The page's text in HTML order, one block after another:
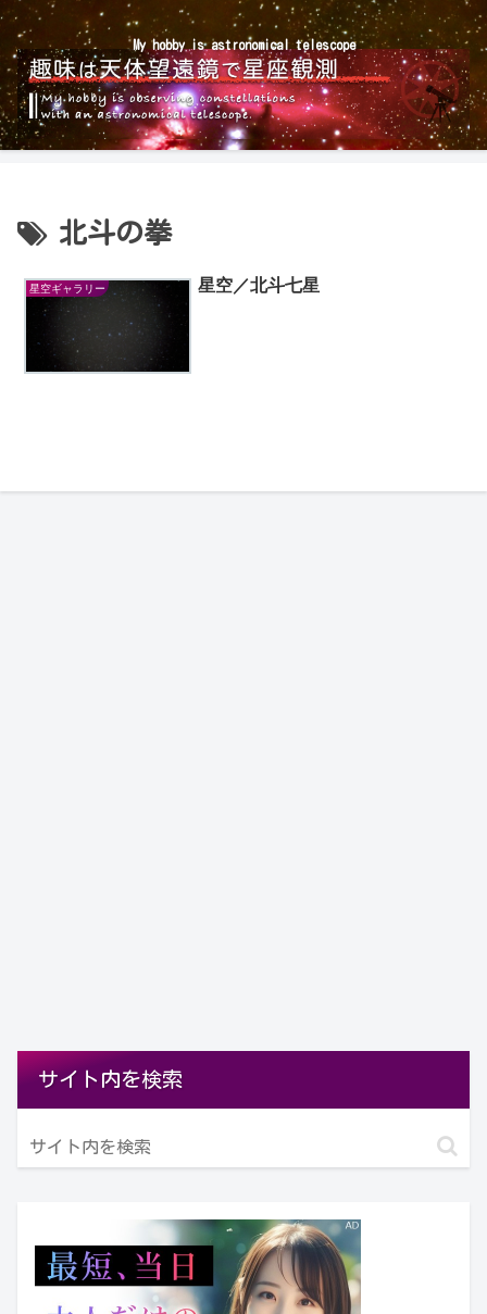
My hobby is astronomical telescope
北斗の拳
星空ギャラリー 星空／北斗七星
サイト内を検索